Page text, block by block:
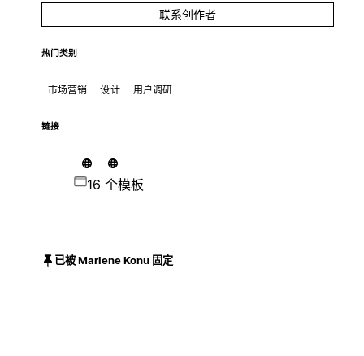
联系创作者
热门类别
市场营销 设计 用户调研
链接
16 个模板
已被 Marlene Konu 固定